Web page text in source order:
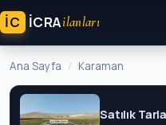
İC ICRAilanları
Ana Sayfa Karaman
Satılık